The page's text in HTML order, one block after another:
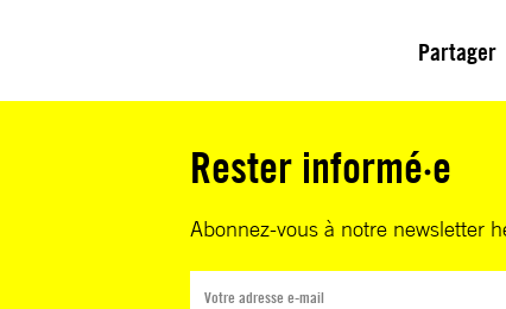
Partager
Rester informé·e
Abonnez-vous à notre newsletter